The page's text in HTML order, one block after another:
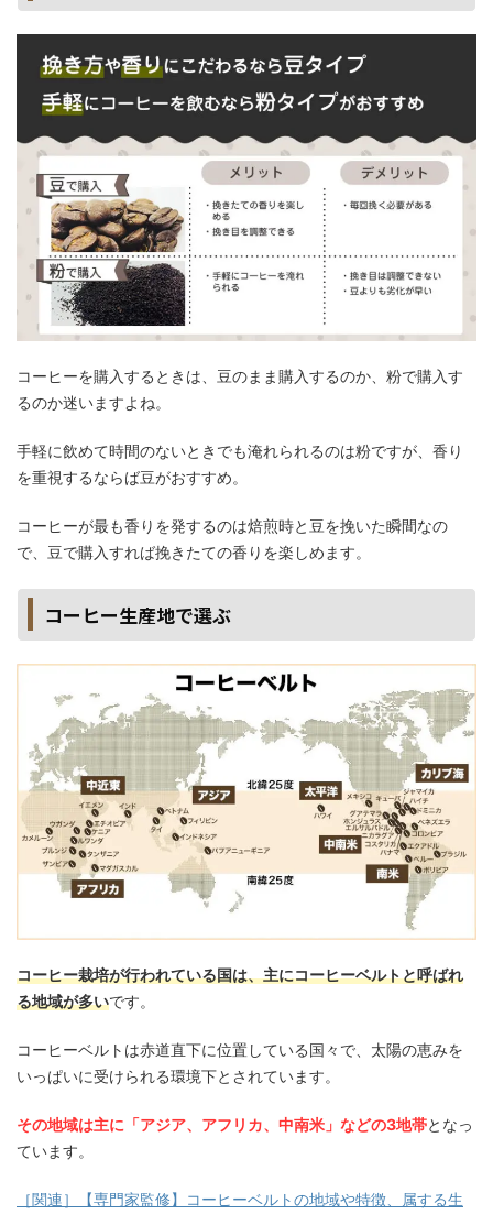
コーヒーを購入するときは、豆のまま購入するのか、粉で購入す
るのか迷いますよね。
手軽に飲めて時間のないときでも淹れられるのは粉ですが、香り
を重視するならば豆がおすすめ。
コーヒーが最も香りを発するのは焙煎時と豆を挽いた瞬間なの
で、豆で購入すれば挽きたての香りを楽しめます。
コーヒー生産地で選ぶ
コーヒー栽培が行われている国は、主にコーヒーベルトと呼ばれ
る地域が多いです。
コーヒーベルトは赤道直下に位置している国々で、太陽の恵みを
いっぱいに受けられる環境下とされています。
その地域は主に「アジア、アフリカ、中南米」などの3地帯となっ
ています。
［関連］【専門家監修】コーヒーベルトの地域や特徴、属する生